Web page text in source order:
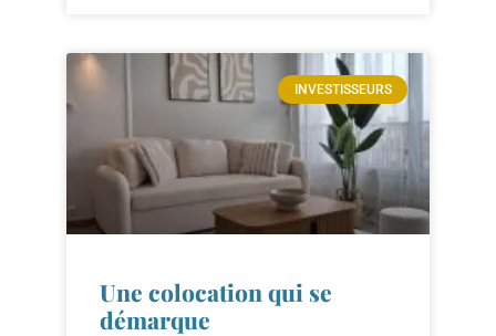
INVESTISSEURS
Une colocation qui se
démarque